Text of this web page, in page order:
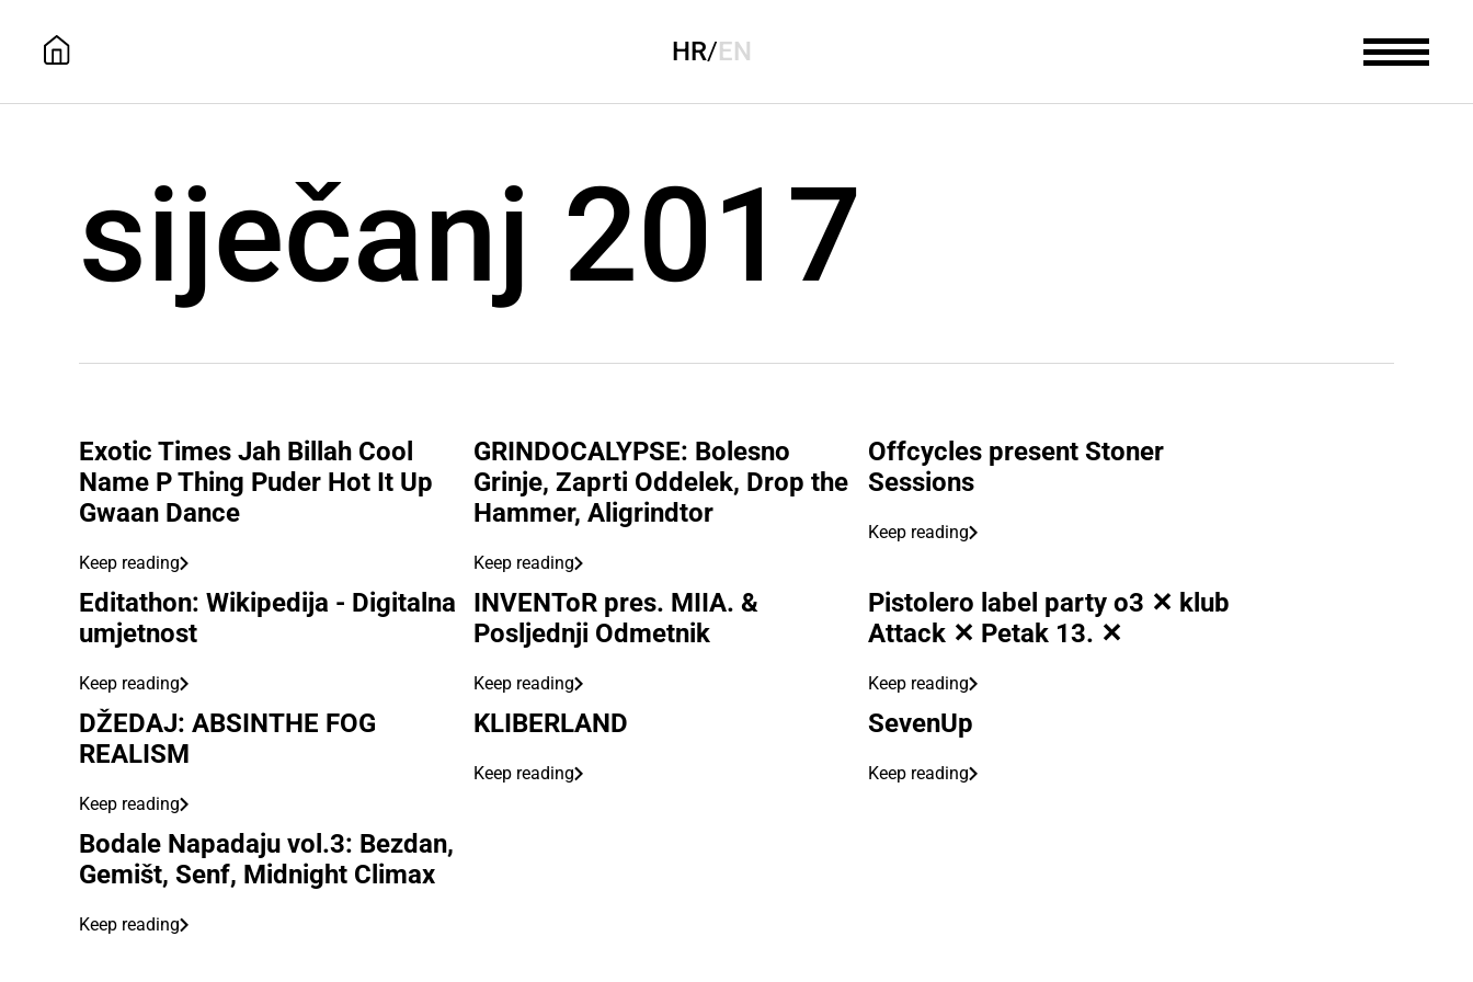
HR/EN
siječanj 2017
Exotic Times Jah Billah Cool
Name P Thing Puder Hot It Up
Gwaan Dance
Keep reading
GRINDOCALYPSE: Bolesno
Grinje, Zaprti Oddelek, Drop the
Hammer, Aligrindtor
Keep reading
Offcycles present Stoner
Sessions
Keep reading
Editathon: Wikipedija - Digitalna
umjetnost
Keep reading
INVENToR pres. MIIA. &
Posljednji Odmetnik
Keep reading
Pistolero label party o3 ✕ klub
Attack ✕ Petak 13. ✕
Keep reading
DŽEDAJ: ABSINTHE FOG
REALISM
Keep reading
KLIBERLAND
Keep reading
SevenUp
Keep reading
Bodale Napadaju vol.3: Bezdan,
Gemišt, Senf, Midnight Climax
Keep reading